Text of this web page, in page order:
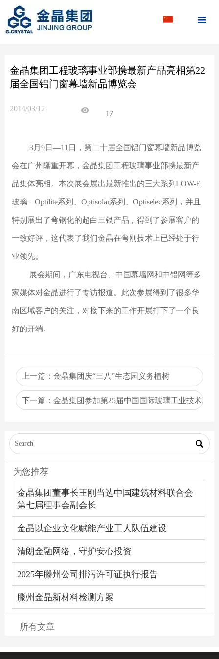

金晶集团工程玻璃事业部携最新产品亮相第22
届全国铝门窗幕墙新品博览会
2014/03/12
17
3月9日—11日，第二十届全国铝门窗幕墙新品博览
会在广州隆重开幕，金晶集团工程玻璃事业部携最新产
品集体亮相。本次展会展出最新推出的三大系列LOW-E
玻璃---Optilite系列、Optisolar系列、Optiselec系列，并且
特别展出了弯钢化的超白三银产品，得到了参展客户的
一致好评，这代表了我们金晶在弯刚技术上已经处于行
业领先。
展会期间，广东电视台、中国幕墙网和中铝网等多
家媒体对金晶进行了专访报道。此次参展得到了很多华
南区域客户的关注，对接下来的工作开展打下了一个良
好的开端。
上一篇：金晶集团庆“三八”生态园义务植树
下一篇：金晶集团参加第25届中国国际玻璃工业技术

为您推荐
金晶集团董事长王刚当选中国建筑材料联合会
第七届理事会副会长
金晶以企业文化赋能产业工人队伍建设
清朗金融网络，守护安心投资
2025年滕州公司排污许可证执行报告
滕州金晶新材料检测方案
所有文章